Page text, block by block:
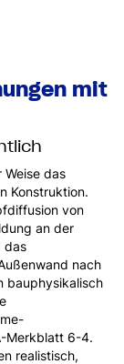
mit
Weise das
Konstruktion.
von
an der
das
nach
bauphysikalisch
Merkblatt 6-4.
realistisch,